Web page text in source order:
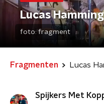
Lucas
foto:fragment
Fragmenten Lucas
Spijkers Met